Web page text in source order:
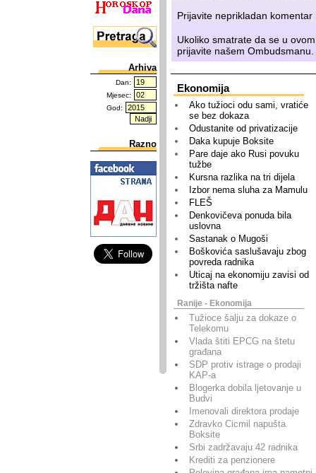
Arhiva
Dan:
Mjesec:
God:
Razno
Prijavite neprikladan
Ukoliko smatrate da se u
prijavite našemOmbudsmanu
Ekonomija
Ako tužioci odu sami, vratiće
se bez dokaza
Odustanite od privatizacije
Daka kupuje Boksite
Pare daje ako Rusi povuku
tužbe
Kursna razlika na tri dijela
Izbor nema sluha za Mamulu
FLEŠ
Denkovičeva ponuda bila
uslovna
Sastanak o Mugoši
Boškovića saslušavaju zbog
povreda radnika
Uticaj na ekonomiju zavisi od
tržišta nafte
Ranije - Ekonomija
Tužioce šalju za dokaze o
Telekomu
Vlada štiti EPCG na štetu
građana
SDP protiv istrage o prodaji
KAP-a
Blogerka dobila ljetovanje u
Budvi
Imenovali direktora prodaje
Zdravko Cicmil napušta
Boksite
Srbi zadržavaju 42 radnika
Krediti za penzionere